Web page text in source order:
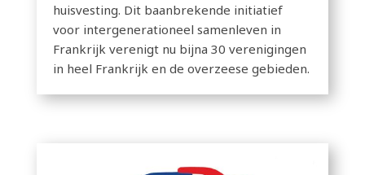
huisvesting. Dit baanbrekende initiatief
voor intergenerationeel samenleven in
Frankrijk verenigt nu bijna 30 verenigingen
in heel Frankrijk en de overzeese gebieden.